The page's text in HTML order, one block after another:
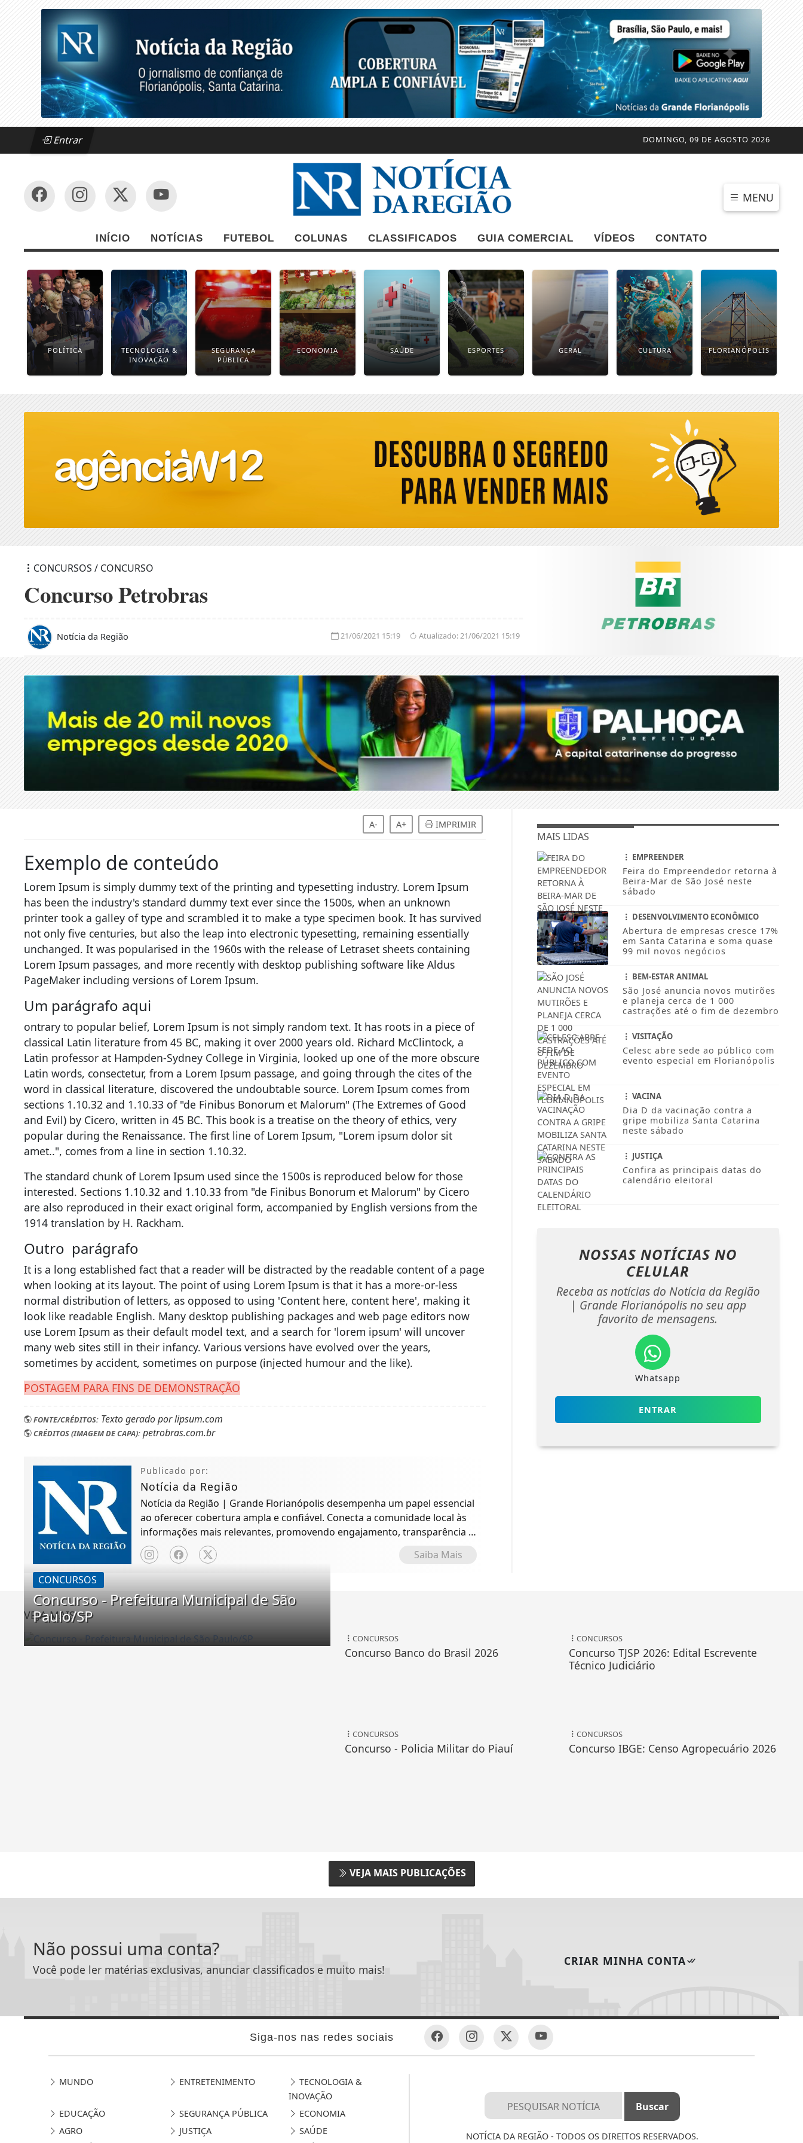
Entrar DOMINGO, 09 DE AGOSTO 2026
MENU
INÍCIO NOTÍCIAS FUTEBOL COLUNAS CLASSIFICADOS GUIA COMERCIAL VÍDEOS CONTATO
POLÍTICA
TECNOLOGIA &
INOVAÇÃO
SEGURANÇA
PÚBLICA
ECONOMIA SAÚDE ESPORTES GERAL CULTURA FLORIANÓPOLIS
CONCURSOS / CONCURSO
Concurso Petrobras
Notícia da Região Atualizado:21/06/2021 15:19
21/06/2021 15:19
A- A+ IMPRIMIR
Exemplo de conteúdo
Lorem Ipsum is simply dummy text of the printing and typesetting industry. Lorem Ipsum
has been the industry's standard dummy text ever since the 1500s, when an unknown
printer took a galley of type and scrambled it to make a type specimen book. It has survived
not only five centuries, but also the leap into electronic typesetting, remaining essentially
unchanged. It was popularised in the 1960s with the release of Letraset sheets containing
Lorem Ipsum passages, and more recently with desktop publishing software like Aldus
PageMaker including versions of Lorem Ipsum.
Um parágrafo aqui
ontrary to popular belief, Lorem Ipsum is not simply random text. It has roots in a piece of
classical Latin literature from 45 BC, making it over 2000 years old. Richard McClintock, a
Latin professor at Hampden-Sydney College in Virginia, looked up one of the more obscure
Latin words, consectetur, from a Lorem Ipsum passage, and going through the cites of the
word in classical literature, discovered the undoubtable source. Lorem Ipsum comes from
sections 1.10.32 and 1.10.33 of "de Finibus Bonorum et Malorum" (The Extremes of Good
and Evil) by Cicero, written in 45 BC. This book is a treatise on the theory of ethics, very
popular during the Renaissance. The first line of Lorem Ipsum, "Lorem ipsum dolor sit
amet..", comes from a line in section 1.10.32.
The standard chunk of Lorem Ipsum used since the 1500s is reproduced below for those
interested. Sections 1.10.32 and 1.10.33 from "de Finibus Bonorum et Malorum" by Cicero
are also reproduced in their exact original form, accompanied by English versions from the
1914 translation by H. Rackham.
Outro parágrafo
It is a long established fact that a reader will be distracted by the readable content of a page
when looking at its layout. The point of using Lorem Ipsum is that it has a more-or-less
normal distribution of letters, as opposed to using 'Content here, content here', making it
look like readable English. Many desktop publishing packages and web page editors now
use Lorem Ipsum as their default model text, and a search for 'lorem ipsum' will uncover
many web sites still in their infancy. Various versions have evolved over the years,
sometimes by accident, sometimes on purpose (injected humour and the like).
POSTAGEM PARA FINS DE DEMONSTRAÇÃO
FONTE/CRÉDITOS: Texto gerado por lipsum.com
CRÉDITOS (IMAGEM DE CAPA): petrobras.com.br
Publicado por:
Notícia da Região
Notícia da Região | Grande Florianópolis desempenha um papel essencial
ao oferecer cobertura ampla e confiável. Conecta a comunidade local às
informações mais relevantes, promovendo engajamento, transparência e
desenvolvimento regional.
Saiba Mais
MAIS LIDAS
EMPREENDER
Feira do Empreendedor retorna à
Beira-Mar de São José neste
sábado
DESENVOLVIMENTO ECONÔMICO
Abertura de empresas cresce 17%
em Santa Catarina e soma quase
99 mil novos negócios
BEM-ESTAR ANIMAL
São José anuncia novos mutirões
e planeja cerca de 1 000
castrações até o fim de dezembro
VISITAÇÃO
Celesc abre sede ao público com
evento especial em Florianópolis
VACINA
Dia D da vacinação contra a
gripe mobiliza Santa Catarina
neste sábado
JUSTIÇA
Confira as principais datas do
calendário eleitoral
NOSSAS NOTÍCIAS NO
CELULAR
Receba as notícias do Notícia da Região
| Grande Florianópolis no seu app
favorito de mensagens.
Whatsapp
ENTRAR
VEJA MAIS
CONCURSOS
Concurso - Prefeitura Municipal de São
Paulo/SP
CONCURSOS
Concurso Banco do Brasil 2026
CONCURSOS
Concurso TJSP 2026: Edital Escrevente
Técnico Judiciário
CONCURSOS
Concurso - Policia Militar do Piauí
CONCURSOS
Concurso IBGE: Censo Agropecuário 2026
VEJA MAIS PUBLICAÇÕES
Não possui uma conta?
Você pode ler matérias exclusivas, anunciar classificados e muito mais!
CRIAR MINHA CONTA
Siga-nos nas redes sociais
MUNDO ENTRETENIMENTO
TECNOLOGIA &
INOVAÇÃO
EDUCAÇÃO
SEGURANÇA PÚBLICA
ECONOMIA
AGRO
JUSTIÇA
SAÚDE
NOTÍCIA DA REGIÃO - TODOS OS DIREITOS RESERVADOS.